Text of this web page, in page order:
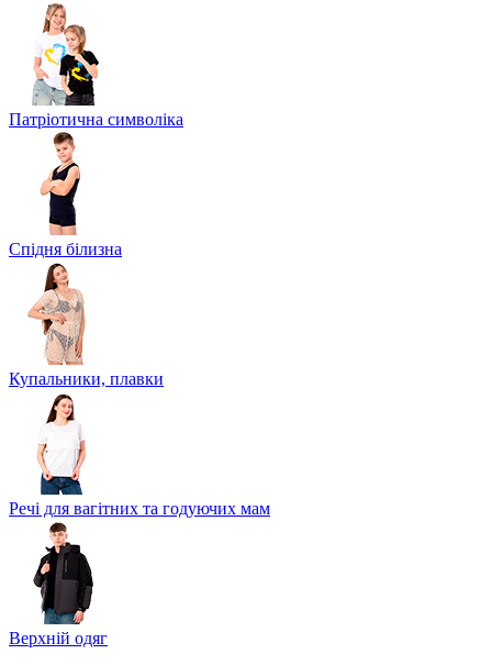
Патріотична символіка
Спідня білизна
Купальники, плавки
Речі для вагітних та годуючих мам
Верхній одяг